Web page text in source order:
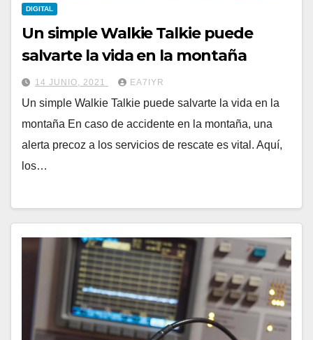
DIGITAL
Un simple Walkie Talkie puede
salvarte la vida en la montaña
14 JUNIO, 2021 EA7IYR
Un simple Walkie Talkie puede salvarte la vida en la
montaña En caso de accidente en la montaña, una
alerta precoz a los servicios de rescate es vital. Aquí,
los…